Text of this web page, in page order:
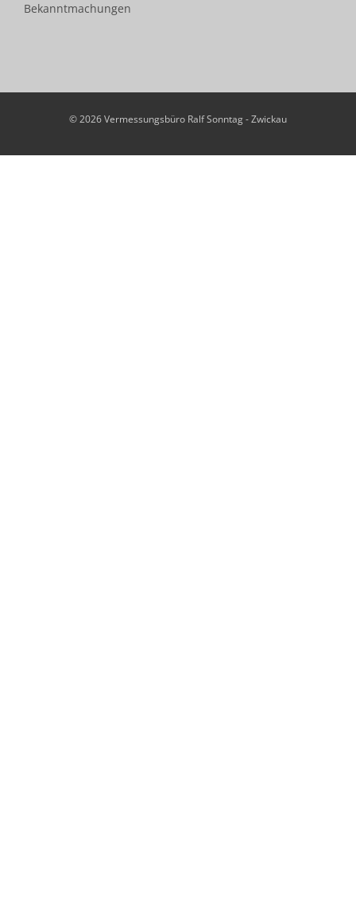
Bekanntmachungen
© 2026 Vermessungsbüro Ralf Sonntag - Zwickau